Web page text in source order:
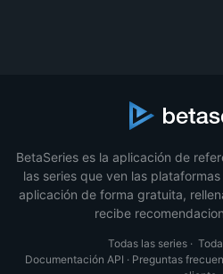
BetaSeries es la aplicación de
las series que ven las
aplicación de forma gratuita,
recibe
Todas las series·
Documentación API · Preguntas